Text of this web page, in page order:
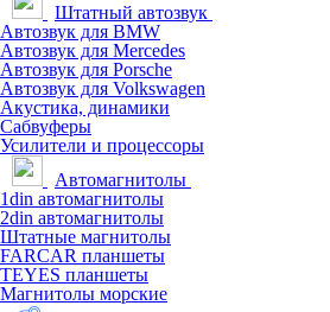
Штатный автозвук
Автозвук для BMW
Автозвук для Mercedes
Автозвук для Porsche
Автозвук для Volkswagen
Акустика, динамики
Сабвуферы
Усилители и процессоры
Автомагнитолы
1din автомагнитолы
2din автомагнитолы
Штатные магнитолы
FARCAR планшеты
TEYES планшеты
Магнитолы морские